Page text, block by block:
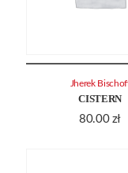
CISTERN
80.00 zł
Jherek